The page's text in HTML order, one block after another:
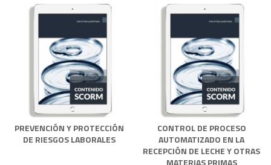
PREVENCIÓN Y PROTECCIÓN
DE RIESGOS LABORALES
CONTROL DE PROCESO
AUTOMATIZADO EN LA
RECEPCIÓN DE LECHE Y OTRAS
MATERIAS PRIMAS